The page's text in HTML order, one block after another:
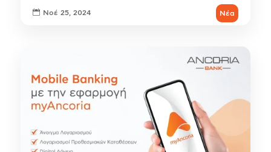
Νέα
 Νοέ 25, 2024